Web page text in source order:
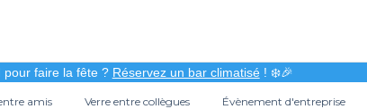
pour faire la fête ? Réservez un bar climatisé! ❄️🎉
amis Verre entre collègues Évènement d'entreprise